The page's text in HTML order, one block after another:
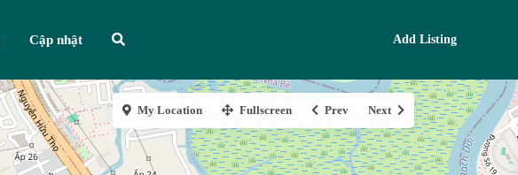
Add Listing
Cập nhật
My Location Fullscreen Prev Next